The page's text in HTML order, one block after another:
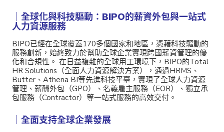
｜全球化與科技驅動：BIPO的薪資外包與一站式
人力資源服務
BIPO已經在全球覆蓋170多個國家和地區，憑藉科技驅動的
服務創新，始終致力於幫助全球企業實現跨國薪資管理的優
化和合規性。 在日益複雜的全球用工環境下，BIPO的Total
HR Solutions（全面人力資源解決方案），通過HRMS、
Butter、Athena BI等先進科技平臺，實現了全球人力資源
管理、薪酬外包（GPO）、名義雇主服務（EOR）、獨立承
包服務（Contractor）等一站式服務的高效交付。
｜全面支持全球企業發展